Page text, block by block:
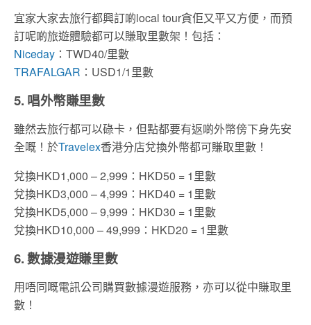
宜家大家去旅行都興訂啲local tour貪佢又平又方便，而預​
訂呢啲旅遊體驗都可以賺取里數架！包括：
Niceday ：TWD40/里數
TRAFALGAR ：USD1/1里數
5. 唱外幣賺里數
雖然去旅行都可以碌卡，但點都要有返啲外幣傍下身先安
全嘅！於Travelex香港分店兌換外幣都可賺取里數！
兌換HKD1,000 – 2,999：HKD50 = 1里數
兌換HKD3,000 – 4,999：HKD40 = 1里數
兌換HKD5,000 – 9,999：HKD30 = 1里數
兌換HKD10,000 – 49,999：HKD20 = 1里數
6.數據漫遊賺里數
用唔同嘅電訊公司購買數據漫遊服務，亦可以從中賺取里
數！